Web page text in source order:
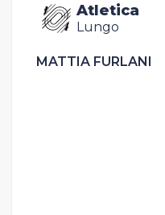
Atletica
Lungo
MATTIA FURLANI